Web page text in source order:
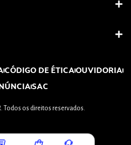
CÓDIGO DE ÉTICAOUVIDORIA
SAC
Todos os direitos reservados.